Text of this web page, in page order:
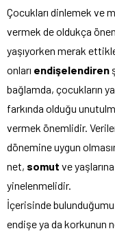
Çocukları dinlemek ve
vermek de oldukça
yaşıyorken merak
onları endişelendiren
bağlamda, çocukların
farkında olduğu
vermek önemlidir.
dönemine uygun
net, somut ve
yinelenmelidir.
İçerisinde
endişe ya da korkunun